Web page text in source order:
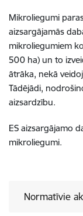
Mikroliegumi
aizsargājamās
mikroliegumiem
500 ha) un to
ātrāka, nekā
Tādējādi,
aizsardzību.
ES aizsargājamo
mikroliegumi.
Normatīvie